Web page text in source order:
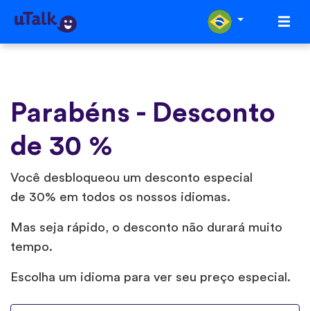
Parabéns - Desconto
de 30 %
Você desbloqueou um desconto especial
de 30% em todos os nossos idiomas.
Mas seja rápido, o desconto não durará muito
tempo.
Escolha um idioma para ver seu preço especial.